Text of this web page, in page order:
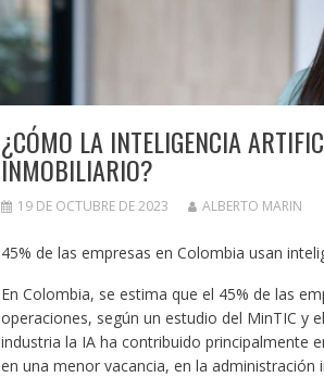
¿CÓMO LA INTELIGENCIA
INMOBILIARIO?
19 DE OCTUBRE DE 2023 ALBERTO MARIN
45% de las empresas en Colombia usan
En Colombia, se estima que el 45% de las
operaciones, según un estudio del MinTIC y
industria la IA ha contribuido principalmente
en una menor vacancia, en la